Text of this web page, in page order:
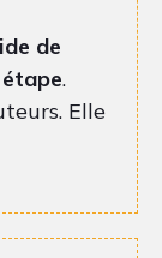
de
.
Elle